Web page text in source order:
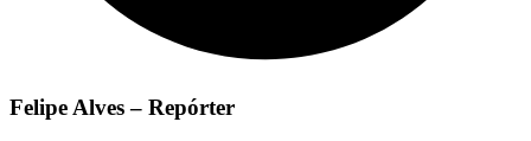
Felipe Alves – Repórter